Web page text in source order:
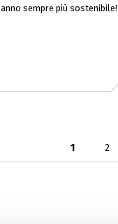
anno sempre più sostenibile!
1 2